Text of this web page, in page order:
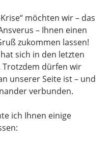
möchten wir – das
– Ihnen einen
zukommen lassen!
sich in den letzten
dürfen wir
unserer Seite ist – und
verbunden.
ich Ihnen einige